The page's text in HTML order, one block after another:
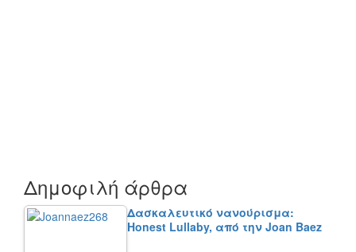
Δημοφιλή άρθρα
Δασκαλευτικό νανούρισμα:
Honest Lullaby, από την Joan Baez